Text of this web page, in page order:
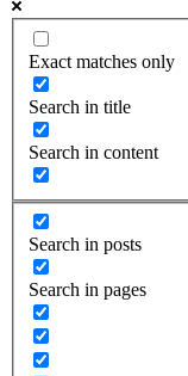
Exact matches only
Search in title
Search in content
Search in posts
Search in pages